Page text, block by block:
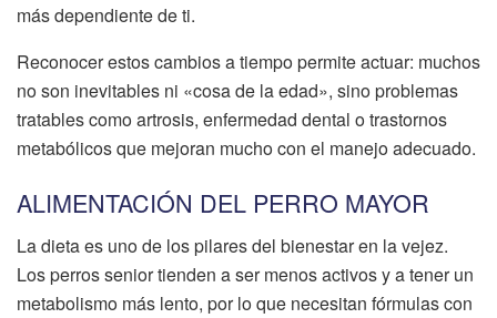
más dependiente de ti.
Reconocer estos cambios a tiempo permite actuar: muchos
no son inevitables ni «cosa de la edad», sino problemas
tratables como artrosis, enfermedad dental o trastornos
metabólicos que mejoran mucho con el manejo adecuado.
ALIMENTACIÓN DEL PERRO MAYOR
La dieta es uno de los pilares del bienestar en la vejez.
Los perros senior tienden a ser menos activos y a tener un
metabolismo más lento, por lo que necesitan fórmulas con